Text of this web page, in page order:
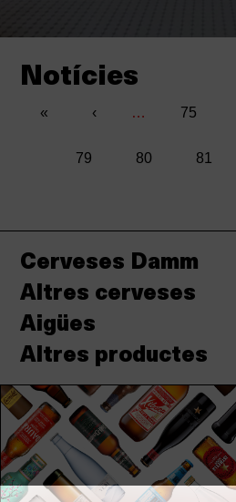
Notícies
«
«
Pàgina
‹ … Pàgina
75
Pàgina
79 Pàgina
80 Pàgina
81
Cerveses Damm
Altres cerveses
Aigües
Altres productes